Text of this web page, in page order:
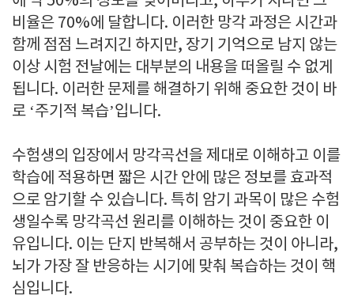
비율은 70%에 달합니다. 이러한 망각 과정은 시간과
함께 점점 느려지긴 하지만, 장기 기억으로 남지 않는
이상 시험 전날에는 대부분의 내용을 떠올릴 수 없게
됩니다. 이러한 문제를 해결하기 위해 중요한 것이 바
로 ‘주기적 복습’입니다.
수험생의 입장에서 망각곡선을 제대로 이해하고 이를
학습에 적용하면 짧은 시간 안에 많은 정보를 효과적
으로 암기할 수 있습니다. 특히 암기 과목이 많은 수험
생일수록 망각곡선 원리를 이해하는 것이 중요한 이
유입니다. 이는 단지 반복해서 공부하는 것이 아니라,
뇌가 가장 잘 반응하는 시기에 맞춰 복습하는 것이 핵
심입니다.